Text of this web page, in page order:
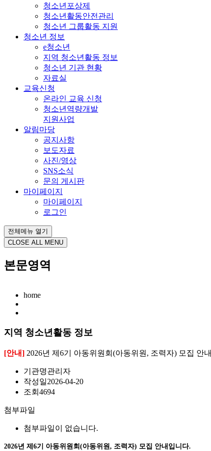
청소년포상제
청소년활동안전관리
청소년 그룹활동 지원
청소년 정보
e청소년
지역 청소년활동 정보
청소년 기관 현황
자료실
교육신청
온라인 교육 신청
청소년역량개발
지원사업
알림마당
공지사항
보도자료
사진/영상
SNS소식
문의 게시판
마이페이지
마이페이지
로그인
전체메뉴 열기
CLOSE ALL MENU
본문영역
home
지역 청소년활동 정보
[안내] 2026년 제6기 아동위원회(아동위원, 조력자) 모집 안내
기관명관리자
작성일2026-04-20
조회 4694
첨부파일
첨부파일이 없습니다.
2026년 제6기 아동위원회(아동위원, 조력자) 모집 안내입니다.